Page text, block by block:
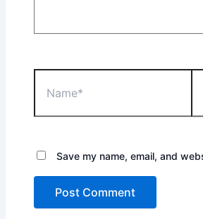
Save my name, email, and